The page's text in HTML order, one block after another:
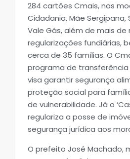
284 cartões Cmais, nas
Cidadania, Mãe Sergipana,
Vale Gás, além de mais de
regularizações fundiárias,
cerca de 35 famílias. O
programa de
visa garantir segurança
proteção social para
de vulnerabilidade. Já o
regulariza a posse de
segurança jurídica aos
O prefeito José Machado,